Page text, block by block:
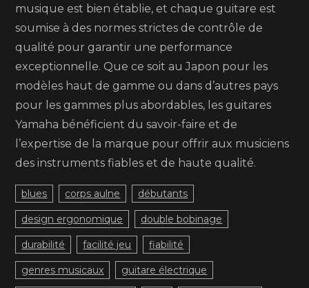
musique est bien établie, et chaque guitare est
soumise à des normes strictes de contrôle de
qualité pour garantir une performance
exceptionnelle. Que ce soit au Japon pour les
modèles haut de gamme ou dans d’autres pays
pour les gammes plus abordables, les guitares
Yamaha bénéficient du savoir-faire et de
l’expertise de la marque pour offrir aux musiciens
des instruments fiables et de haute qualité.
blues corps aulne débutants
design ergonomique double bobinage
durabilité facilité jeu fiabilité
genres musicaux guitare électrique